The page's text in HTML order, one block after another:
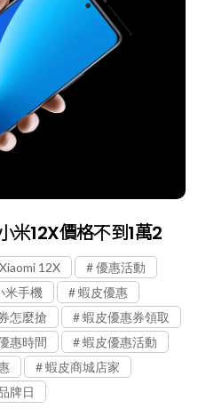
米12X價格不到1萬2
Xiaomi 12X
優惠活動
米手機
蝦皮優惠
怎麼搶
蝦皮優惠券領取
惠時間
蝦皮優惠活動
蝦皮商城店家
牌日